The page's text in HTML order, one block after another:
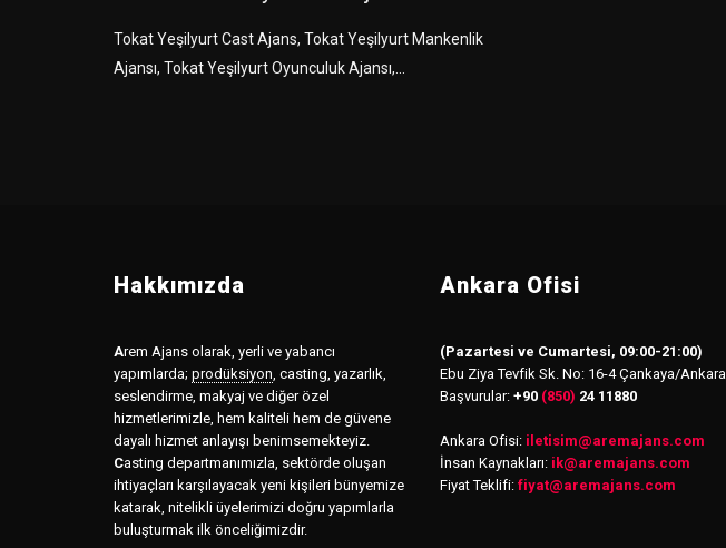
Tokat Yeşilyurt Cast Ajans, Tokat Yeşilyurt Mankenlik
Ajansı, Tokat Yeşilyurt Oyunculuk Ajansı,...
Hakkımızda
Arem Ajans olarak, yerli ve yabancı
yapımlarda; prodüksiyon casting, yazarlık,
seslendirme, makyaj ve diğer özel
hizmetlerimizle, hem kaliteli hem de güvene
dayalı hizmet anlayışı benimsemekteyiz.
Casting departmanımızla, sektörde oluşan
ihtiyaçları karşılayacak yeni kişileri bünyemize
katarak, nitelikli üyelerimizi doğru yapımlarla
buluşturmak ilk önceliğimizdir.
Ankara Ofisi
(Pazartesi ve Cumartesi, 09:00-21:00)
Ebu Ziya Tevfik Sk. No: 16-4 Çankaya/Ankara
Başvurular: +90 (850) 24 11880
Ankara Ofisi: iletisim@aremajans.com
İnsan Kaynakları: ik@aremajans.com
Fiyat Teklifi: fiyat@aremajans.com